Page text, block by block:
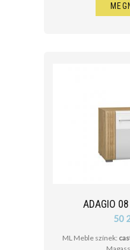
ADAGIO
50
ML Meble színek: